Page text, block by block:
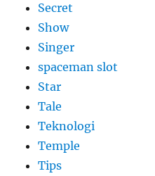
Secret
Show
Singer
spaceman slot
Star
Tale
Teknologi
Temple
Tips